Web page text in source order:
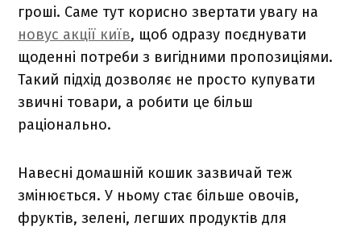
гроші. Саме тут корисно звертати увагу на
новус акції київ, щоб одразу поєднувати
щоденні потреби з вигідними пропозиціями.
Такий підхід дозволяє не просто купувати
звичні товари, а робити це більш
раціонально.
Навесні домашній кошик зазвичай теж
змінюється. У ньому стає більше овочів,
фруктів, зелені, легших продуктів для